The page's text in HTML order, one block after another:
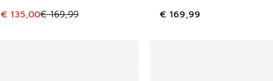
Dieser Artikel ist im Sale. Der Preis ist von € 169,99 auf €
€ 135,00€ 169,99 € 169,99